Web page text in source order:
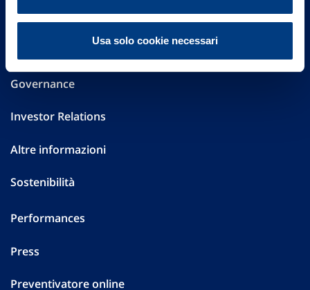
Usa solo cookie necessari
Part. IVA 01329510158
Governance
Investor Relations
Altre informazioni
Sostenibilità
Performances
Press
Preventivatore online